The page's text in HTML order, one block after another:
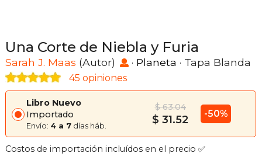
Una Corte de Niebla y Furia
Sarah J. Maas (Autor) · Planeta · Tapa Blanda
45 opiniones
Libro Nuevo
Importado
Envío: 4 a 7 días háb.
$ 63.04
$ 31.52 -50%
Costos de importación incluídos en el precio ✅